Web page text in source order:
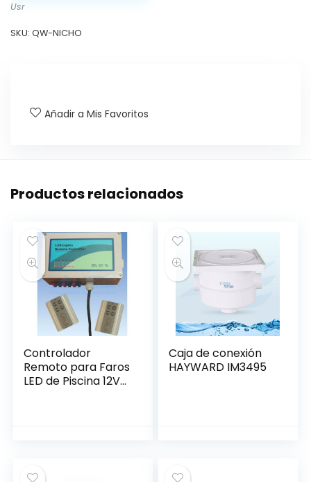
Usr
SKU: QW-NICHO
Añadir a Mis Favoritos
Productos relacionados
Controlador
Remoto para Faros
LED de Piscina 12V
Caja de conexión
HAYWARD IM3495